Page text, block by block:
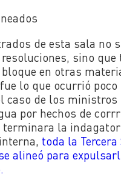
de esta sala no
sino que
en otras
lo que ocurrió poco
caso de los ministros
por hechos de
terminara la
toda la Tercera
alineó para